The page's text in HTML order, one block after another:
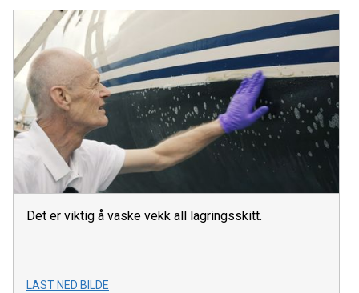
Det er viktig å vaske vekk all lagringsskitt.
LAST NED BILDE